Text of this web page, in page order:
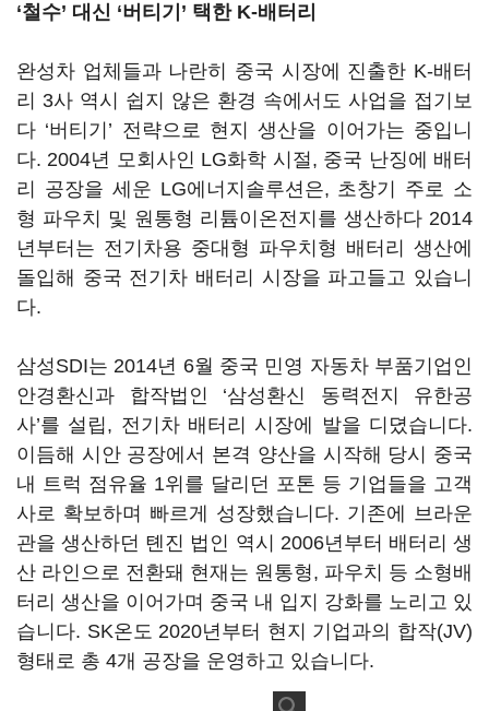
‘철수’ 대신 ‘버티기’ 택한 K-배터리
완성차 업체들과 나란히 중국 시장에 진출한 K-배터
리 3사 역시 쉽지 않은 환경 속에서도 사업을 접기보
다 ‘버티기’ 전략으로 현지 생산을 이어가는 중입니
다. 2004년 모회사인 LG화학 시절, 중국 난징에 배터
리 공장을 세운 LG에너지솔루션은, 초창기 주로 소
형 파우치 및 원통형 리튬이온전지를 생산하다 2014
년부터는 전기차용 중대형 파우치형 배터리 생산에
돌입해 중국 전기차 배터리 시장을 파고들고 있습니
다.
삼성SDI는 2014년 6월 중국 민영 자동차 부품기업인
안경환신과 합작법인 ‘삼성환신 동력전지 유한공
사’를 설립, 전기차 배터리 시장에 발을 디뎠습니다.
이듬해 시안 공장에서 본격 양산을 시작해 당시 중국
내 트럭 점유율 1위를 달리던 포톤 등 기업들을 고객
사로 확보하며 빠르게 성장했습니다. 기존에 브라운
관을 생산하던 톈진 법인 역시 2006년부터 배터리 생
산 라인으로 전환돼 현재는 원통형, 파우치 등 소형배
터리 생산을 이어가며 중국 내 입지 강화를 노리고 있
습니다. SK온도 2020년부터 현지 기업과의 합작(JV)
형태로 총 4개 공장을 운영하고 있습니다.